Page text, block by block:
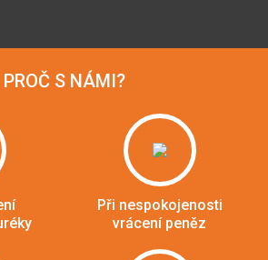
PROČ S NÁMI?
Při nespokojenosti
vrácení peněz